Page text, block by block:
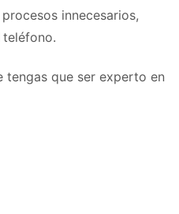
innecesarios,
tengas que ser experto en